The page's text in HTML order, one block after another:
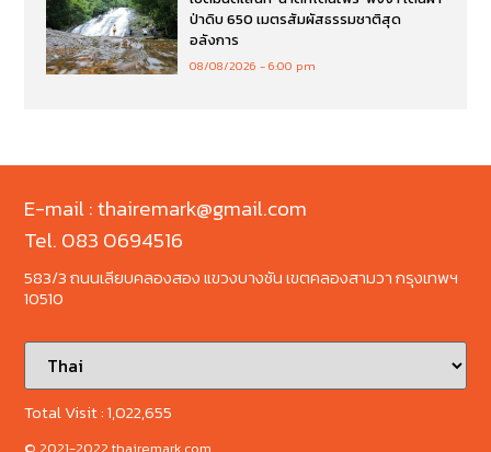
ป่าดิบ 650 เมตรสัมผัสธรรมชาติสุด
อลังการ
08/08/2026 6:00 pm
E-mail : thairemark@gmail.com
Tel. 083 0694516
583/3 ถนนเลียบคลองสอง แขวงบางชัน เขตคลองสามวา กรุงเทพฯ
10510
Total Visit :1,022,655
© 2021-2022 thairemark.com